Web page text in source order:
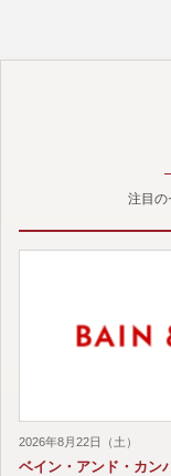
注目の
2026年8月22日（土）
ベイン・アンド・カン